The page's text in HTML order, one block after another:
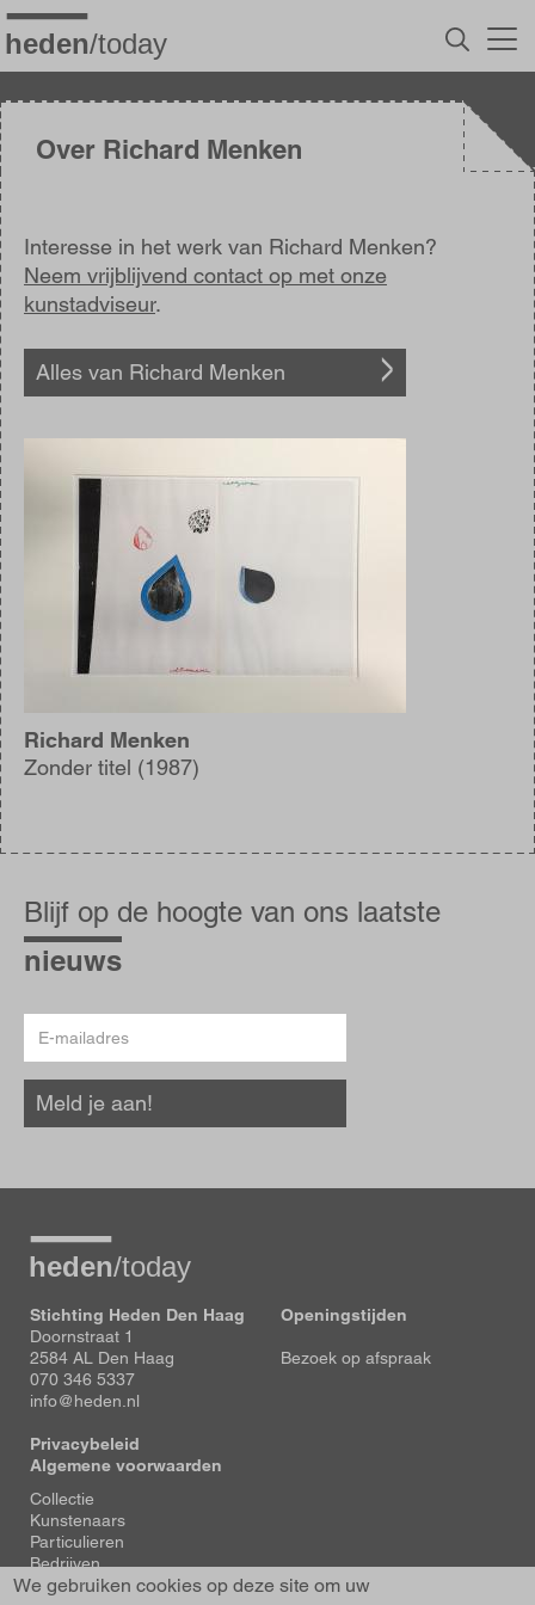
Overslaan
en
naar
inhoud
gaanOver Richard Menken
Interesse in het werk van Richard Menken?
Neem vrijblijvend contact op met onze
kunstadviseur.
Alles van Richard Menken
Richard Menken
Zonder titel (1987)
op
de
hoogte
Blijf op de hoogte van ons laatste
nieuws
mailadres
Meld je aan!
Stichting Heden Den Haag
Doornstraat 1
2584 AL Den Haag
070 346 5337
info@heden.nl
Privacybeleid
Algemene voorwaarden
Openingstijden
Bezoek op afspraak
Voet
Collectie
Kunstenaars
Particulieren
Bedrijven
Tentoonstellingen
We gebruiken cookies op deze site om uw